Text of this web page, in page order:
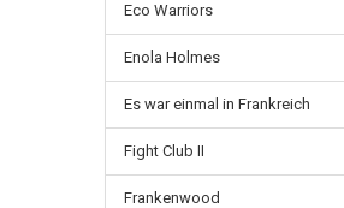
Eco Warriors
Enola Holmes
Es war einmal in Frankreich
Fight Club II
Frankenwood